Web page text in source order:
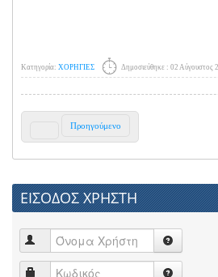
Κατηγορία: ΧΟΡΗΓΙΕΣ Δημοσιεύθηκε : 02 Αύγουστος
Προηγούμενο
ΕΙΣΟΔΟΣ ΧΡΗΣΤΗ